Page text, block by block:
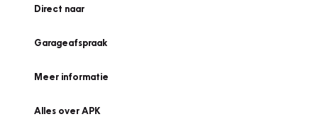
Direct naar
Garageafspraak
Meer informatie
Alles over APK